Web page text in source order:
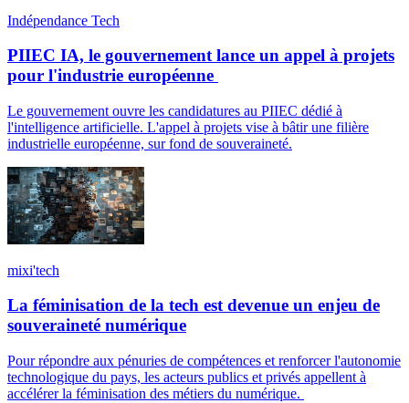
Indépendance Tech
PIIEC IA, le gouvernement lance un appel à projets
pour l'industrie européenne
Le gouvernement ouvre les candidatures au PIIEC dédié à
l'intelligence artificielle. L'appel à projets vise à bâtir une filière
industrielle européenne, sur fond de souveraineté.
mixi'tech
La féminisation de la tech est devenue un enjeu de
souveraineté numérique
Pour répondre aux pénuries de compétences et renforcer l'autonomie
technologique du pays, les acteurs publics et privés appellent à
accélérer la féminisation des métiers du numérique.